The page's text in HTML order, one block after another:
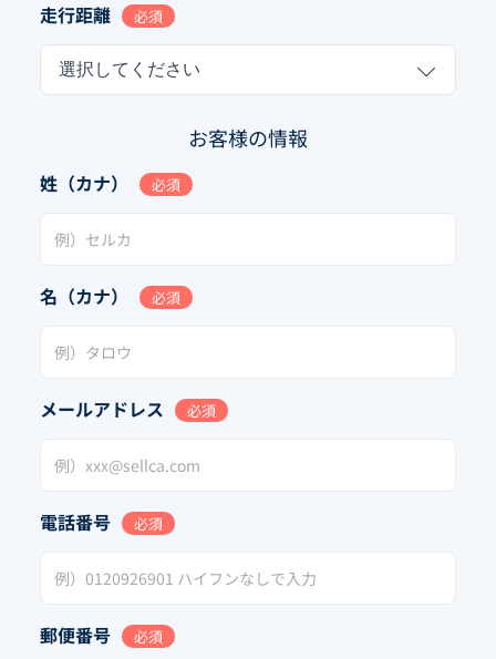
走行距離 必須
選択してください
お客様の情報
姓（カナ） 必須
名（カナ） 必須
メールアドレス 必須
電話番号 必須
郵便番号 必須